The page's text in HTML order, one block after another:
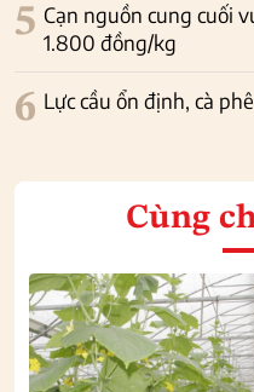
5 Cạn nguồn cung cuối
1.800 đồng/kg
6 Lực cầu ổn định, cà
Cùng